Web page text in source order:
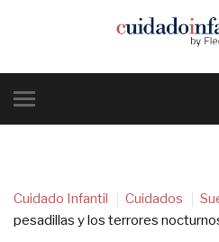
Cuidado Infantil Cuidados
pesadillas y los terrores